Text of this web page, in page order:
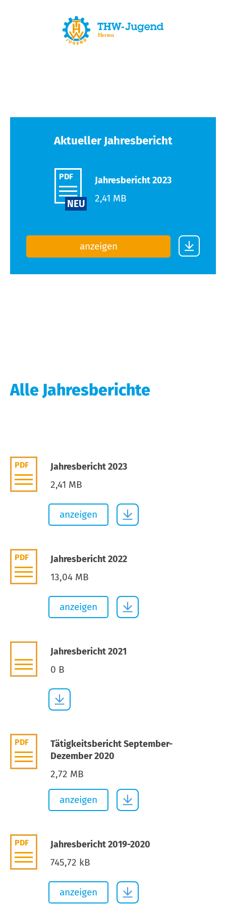
Aktueller Jahresbericht
PDF
NEU
Jahresbericht 2023
2,41 MB
anzeigen
Alle Jahresberichte
PDF Jahresbericht 2023
2,41 MB
anzeigen
PDF Jahresbericht 2022
13,04 MB
anzeigen
Jahresbericht 2021
0 B
PDF
Tätigkeitsbericht September-
Dezember 2020
2,72 MB
anzeigen
PDF Jahresbericht 2019-2020
745,72 kB
anzeigen